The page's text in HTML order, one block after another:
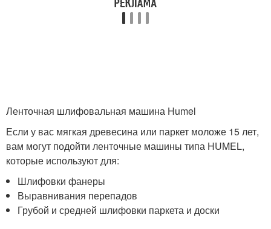
Ленточная шлифовальная машина Humel
Если у вас мягкая древесина или паркет моложе 15 лет,
вам могут подойти ленточные машины типа HUMEL,
которые используют для:
Шлифовки фанеры
Выравнивания перепадов
Грубой и средней шлифовки паркета и доски